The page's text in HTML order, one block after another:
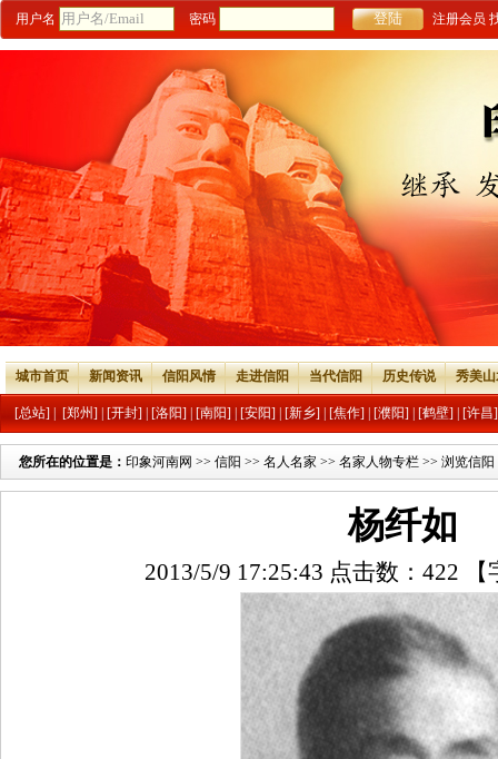
用户名 密码 注册会员
城市首页 新闻资讯 信阳风情 走进信阳 当代信阳 历史传说 秀美
[总站] [郑州] [开封] [洛阳] [南阳] [安阳] [新乡] [焦作] [濮阳] [鹤壁] [许昌]
您所在的位置是： 印象河南网 >> 信阳 >> 名人名家 >> 名家人物专栏 >> 浏览信阳
杨纤如
2013/5/9 17:25:43 点击数： 422